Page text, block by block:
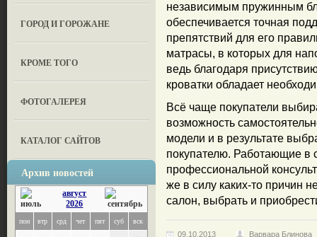
ГОРОД И ГОРОЖАНЕ
КРОМЕ ТОГО
ФОТОГАЛЕРЕЯ
КАТАЛОГ САЙТОВ
Архив новостей
август
2026
пон втр срд чет пят суб вск
независимым пружинным
обеспечивается точная
препятствий для его
матрасы, в которых для
ведь благодаря
кроватки обладает
Всё чаще покупатели
возможность
модели и в результате
покупателю. Работающие в
профессиональной
же в силу каких-то причин
салон, выбрать и
09.10.2013 Варвара Блинова